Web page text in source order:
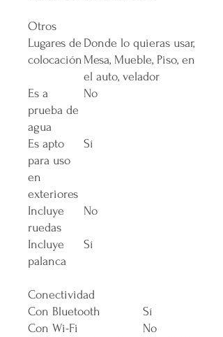
Otros
Lugares de
colocación
Donde lo quieras usar,
Mesa, Mueble, Piso, en
el auto, velador
Es a
prueba de
agua
No
Es apto
para uso
en
exteriores
Sí
Incluye
ruedas
No
Incluye
palanca
Sí
Conectividad
Con Bluetooth
Sí
Con Wi-Fi
No